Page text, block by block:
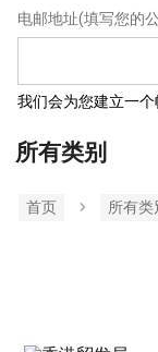
电邮地址(填写您的
我们会为您建立一个
所有类别
首页 所有类